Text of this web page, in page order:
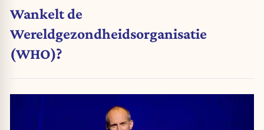
Wankelt de
Wereldgezondheidsorganisatie
(WHO)?